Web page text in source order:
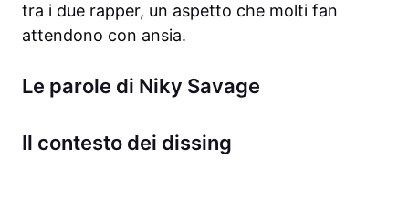
tra i due rapper, un aspetto che molti fan
attendono con ansia.
Le parole di Niky Savage
Il contesto dei dissing